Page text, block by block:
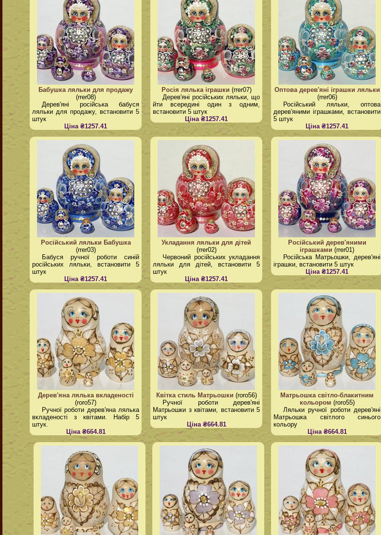
Бабушка ляльки для продажу
(rrer08)
Дерев'яні російська бабуся
ляльки для продажу, встановити 5
штук
Ціна ₴1257.41
Росія лялька іграшки (rrer07)
Дерев'яні російських ляльки, що
йти всередині один з одним,
встановити 5 штук
Ціна ₴1257.41
Оптова дерев'яні іграшки ляльки
(rrer06)
Російський ляльки, оптова
дерев'яними іграшками, встановити
5 штук
Ціна ₴1257.41
Російський ляльки Бабушка
(rrer03)
Бабуся ручної роботи синій
російських ляльки, встановити 5
штук
Ціна ₴1257.41
Укладання ляльки для дітей
(rrer02)
Червоний російських укладання
ляльки для дітей, встановити 5
штук
Ціна ₴1257.41
Російський дерев'яними
іграшками (rrer01)
Російська Матрьошки, дерев'яні
іграшки, встановити 5 штук
Ціна ₴1257.41
Дерев'яна лялька вкладеності
(roro57)
Ручної роботи дерев'яна лялька
вкладеності з квітами. Набір 5
штук.
Ціна ₴664.81
Квітка стиль Матрьошки (roro56)
Ручної роботи дерев'яні
Матрьошки з квітами, встановити 5
штук
Ціна ₴664.81
Матрьошка світло-блакитним
кольором (roro55)
Ляльки ручної роботи дерев'яні
Матрьошка світлого синього
кольору
Ціна ₴664.81